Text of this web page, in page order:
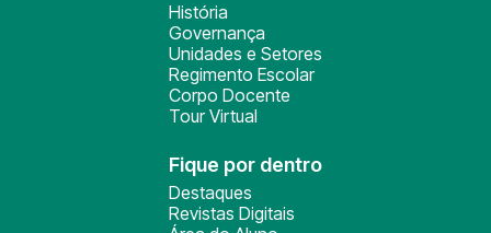
História
Governança
Unidades e Setores
Regimento Escolar
Corpo Docente
Tour Virtual
Fique por dentro
Destaques
Revistas Digitais